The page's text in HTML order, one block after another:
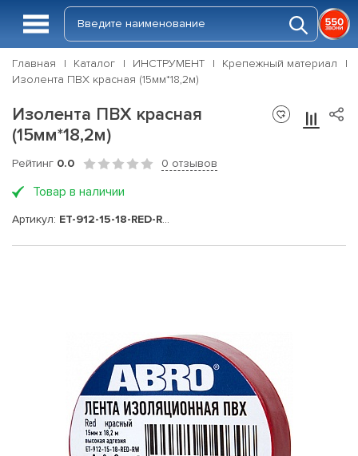
Главная Каталог ИНСТРУМЕНТ
Крепежный материал
Изолента ПВХ красная (15мм*18,2м)
Изолента ПВХ красная
(15мм*18,2м)
Рейтинг 0.0 0 отзывов
Товар в наличии
Артикул: ET-912-15-18-RED-RW